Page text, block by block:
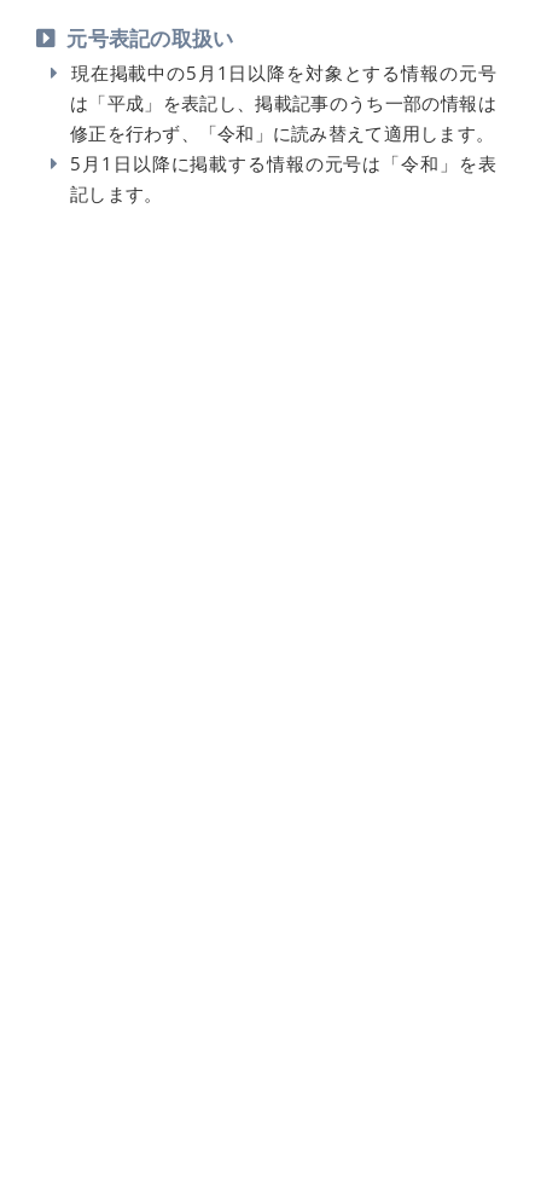
元号表記の取扱い
現在掲載中の5月1日以降を対象とする情報の元号
は「平成」を表記し、掲載記事のうち一部の情報は
修正を行わず、「令和」に読み替えて適用します。
5月1日以降に掲載する情報の元号は「令和」を表
記します。